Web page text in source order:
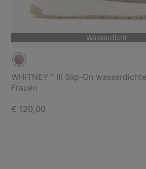
Wasserdicht
WHITNEY™ IIl Slip-On
Frauen
Regular price:
€ 120,00